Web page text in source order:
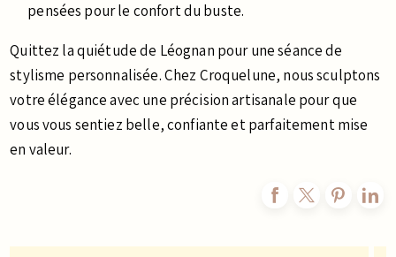
pensées pour le confort du buste.
Quittez la quiétude de Léognan pour une séance de
stylisme personnalisée. Chez Croquelune, nous sculptons
votre élégance avec une précision artisanale pour que
vous vous sentiez belle, confiante et parfaitement mise
en valeur.